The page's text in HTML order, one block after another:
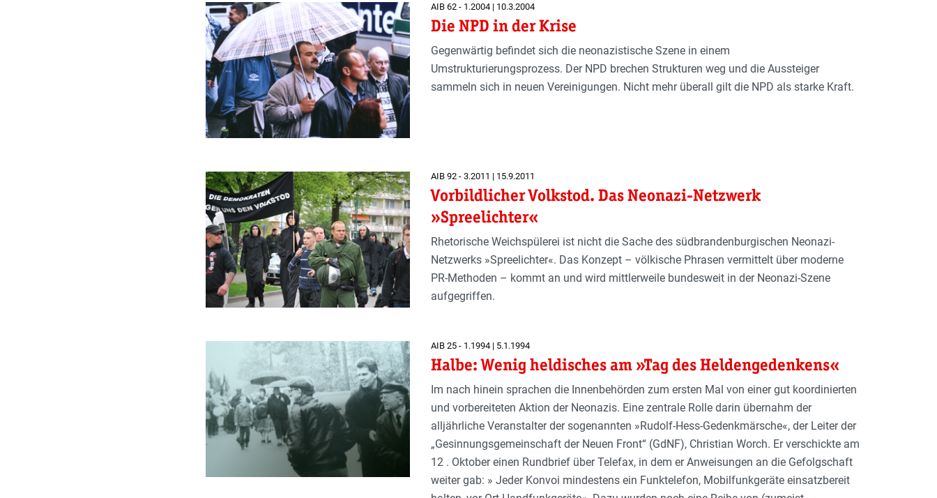
AIB 62 - 1.2004 | 10.3.2004
Die NPD in der Krise
Gegenwärtig befindet sich die neonazistische Szene in einem
Umstrukturierungsprozess. Der NPD brechen Strukturen weg und die Aussteiger
sammeln sich in neuen Vereinigungen. Nicht mehr überall gilt die NPD als starke Kraft.
AIB 92 - 3.2011 | 15.9.2011
Vorbildlicher Volkstod. Das Neonazi-Netzwerk
»Spreelichter«
Rhetorische Weichspülerei ist nicht die Sache des südbrandenburgischen Neonazi-
Netzwerks »Spreelichter«. Das Konzept – völkische Phrasen vermittelt über moderne
PR-Methoden – kommt an und wird mittlerweile bundesweit in der Neonazi-Szene
aufgegriffen.
AIB 25 - 1.1994 | 5.1.1994
Halbe: Wenig heldisches am »Tag des Heldengedenkens«
Im nach hinein sprachen die Innenbehörden zum ersten Mal von einer gut koordinierten
und vorbereiteten Aktion der Neonazis. Eine zentrale Rolle darin übernahm der
alljährliche Veranstalter der sogenannten »Rudolf-Hess-Gedenkmärsche«, der Leiter der
„Gesinnungsgemeinschaft der Neuen Front“ (GdNF), Christian Worch. Er verschickte am
12 . Oktober einen Rundbrief über Telefax, in dem er Anweisungen an die Gefolgschaft
weiter gab: » Jeder Konvoi mindestens ein Funktelefon, Mobilfunkgeräte einsatzbereit